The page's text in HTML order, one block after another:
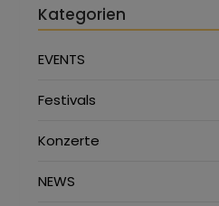
Kategorien
EVENTS
Festivals
Konzerte
NEWS